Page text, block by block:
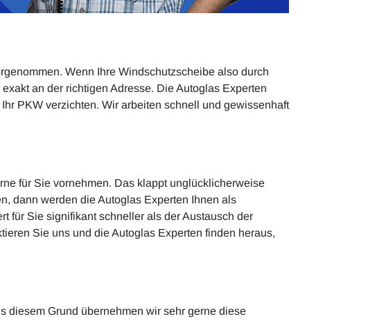
Wenn Ihre Windschutzscheibe also durch
an der richtigen Adresse. Die Autoglas Experten
PKW verzichten. Wir arbeiten schnell und gewissenhaft
für Sie vornehmen. Das klappt unglücklicherweise
dann werden die Autoglas Experten Ihnen als
für Sie signifikant schneller als der Austausch der
Sie uns und die Autoglas Experten finden heraus,
diesem Grund übernehmen wir sehr gerne diese